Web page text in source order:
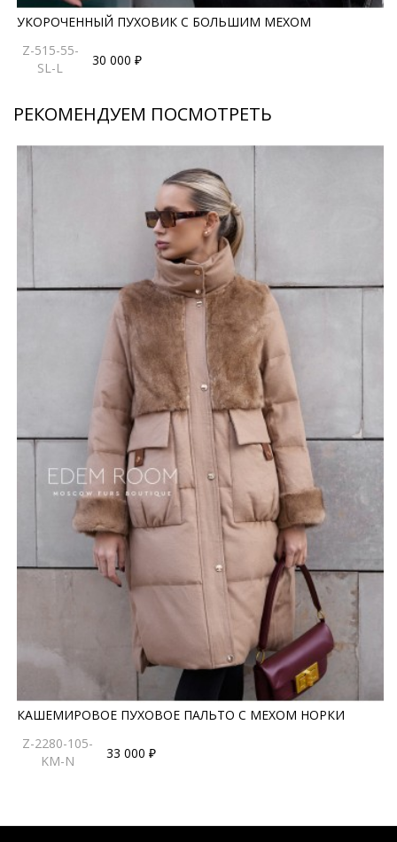
УКОРОЧЕННЫЙ ПУХОВИК С БОЛЬШИМ МЕХОМ
Z-515-55-
SL-L
30 000 ₽
РЕКОМЕНДУЕМ ПОСМОТРЕТЬ
КАШЕМИРОВОЕ ПУХОВОЕ ПАЛЬТО С МЕХОМ НОРКИ
Z-2280-105-
KM-N
33 000 ₽